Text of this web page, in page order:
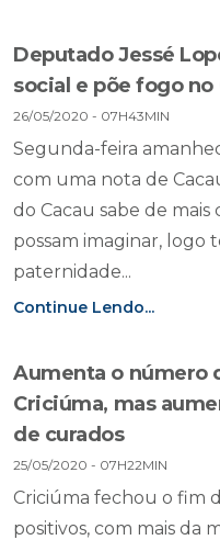
Deputado Jessé
social e põe fogo
26/05/2020 - 07H43MIN
Segunda-feira
com uma nota de
do Cacau sabe de mais
possam imaginar, logo
paternidade...
Continue Lendo...
Aumenta o número
Criciúma, mas
de curados
25/05/2020 - 07H22MIN
Criciúma fechou o fim
positivos, com mais da